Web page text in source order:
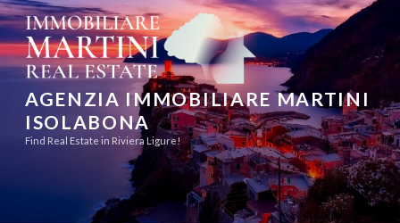
Aller
au
contenu
principal
AGENZIA IMMOBILIARE MARTINI
ISOLABONA
Find Real Estate in Riviera Ligure!